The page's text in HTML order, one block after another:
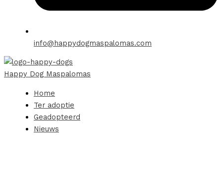
info@happydogmaspalomas.com
Happy Dog Maspalomas
Home
Ter adoptie
Geadopteerd
Nieuws